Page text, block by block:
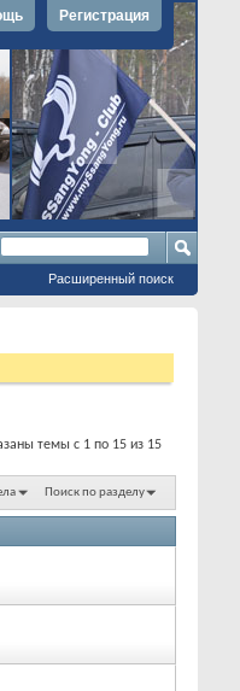
Регистрация
Расширенный поиск
темы с 1 по 15 из 15
Поиск по разделу